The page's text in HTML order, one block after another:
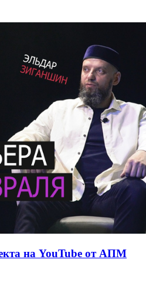
на YouTube от АПМ